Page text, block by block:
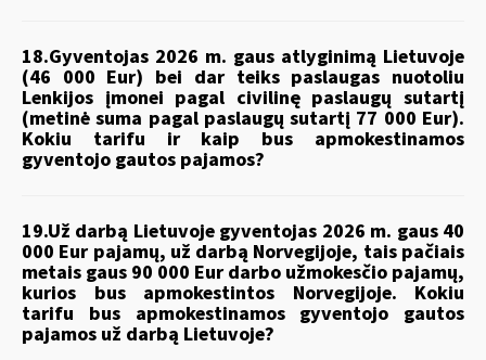
18.Gyventojas 2026 m. gaus atlyginimą Lietuvoje
(46 000 Eur) bei dar teiks paslaugas nuotoliu
Lenkijos įmonei pagal civilinę paslaugų sutartį
(metinė suma pagal paslaugų sutartį 77 000 Eur).
Kokiu tarifu ir kaip bus apmokestinamos
gyventojo gautos pajamos?
19.Už darbą Lietuvoje gyventojas 2026 m. gaus 40
000 Eur pajamų, už darbą Norvegijoje, tais pačiais
metais gaus 90 000 Eur darbo užmokesčio pajamų,
kurios bus apmokestintos Norvegijoje. Kokiu
tarifu bus apmokestinamos gyventojo gautos
pajamos už darbą Lietuvoje?